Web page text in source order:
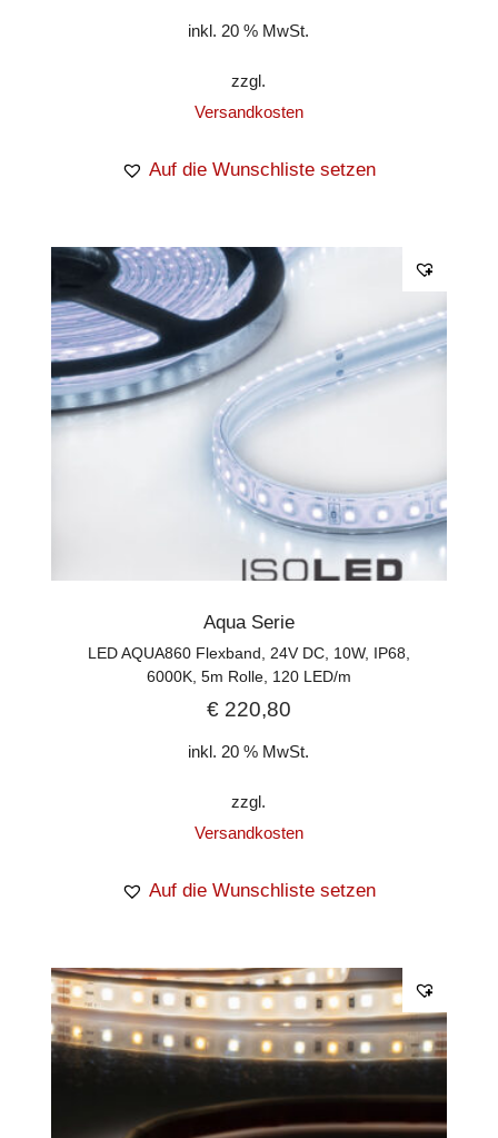
inkl. 20 % MwSt.
zzgl.
Versandkosten
Auf die Wunschliste setzen
Aqua Serie
LED AQUA860 Flexband, 24V DC, 10W, IP68,
6000K, 5m Rolle, 120 LED/m
€220,80
inkl. 20 % MwSt.
zzgl.
Versandkosten
Auf die Wunschliste setzen